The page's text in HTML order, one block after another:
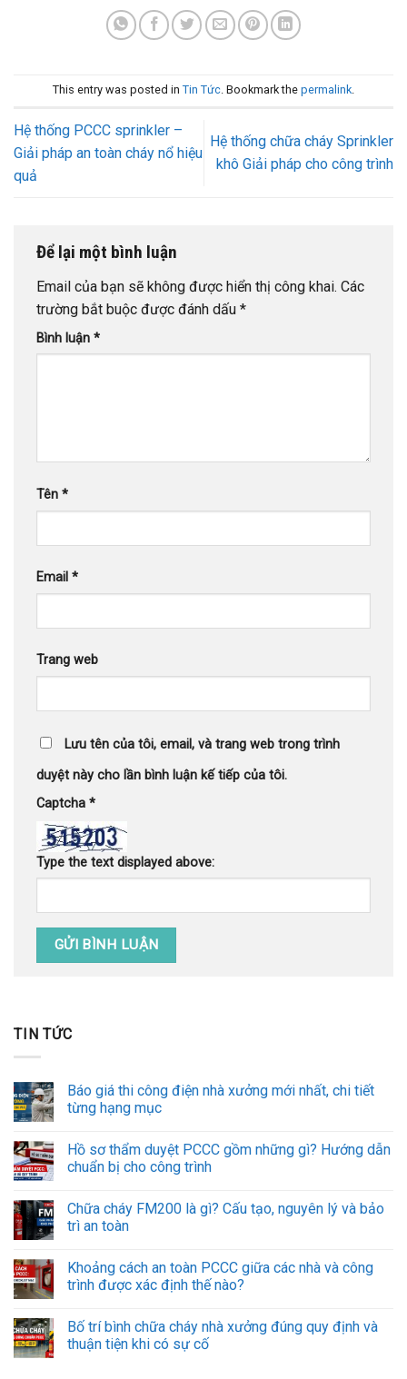
This entry was posted in Tin Tức . Bookmark the permalink
Hệ thống PCCC sprinkler –
Giải pháp an toàn cháy nổ hiệu
quả
Hệ thống chữa cháy Sprinkler
khô Giải pháp cho công trình
Để lại một bình luận
Email của bạn sẽ không được hiển thị công khai. Các
trường bắt buộc được đánh dấu *
Bình luận *
Tên *
Email *
Trang web
Lưu tên của tôi, email, và trang web trong trình
duyệt này cho lần bình luận kế tiếp của tôi.
Captcha *
Type the text displayed above:
TIN TỨC
Báo giá thi công điện nhà xưởng mới nhất, chi tiết
từng hạng mục
Hồ sơ thẩm duyệt PCCC gồm những gì? Hướng dẫn
chuẩn bị cho công trình
Chữa cháy FM200 là gì? Cấu tạo, nguyên lý và bảo
trì an toàn
Khoảng cách an toàn PCCC giữa các nhà và công
trình được xác định thế nào?
Bố trí bình chữa cháy nhà xưởng đúng quy định và
thuận tiện khi có sự cố